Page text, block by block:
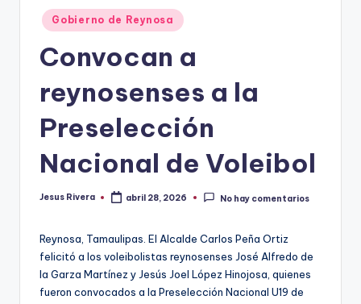
Publicado
en
Gobierno de Reynosa
Convocan a
reynosenses a la
Preselección
Nacional de Voleibol
Publicado
Jesus Rivera abril 28, 2026 No hay comentarios
Reynosa, Tamaulipas. El Alcalde Carlos Peña Ortiz
felicitó a los voleibolistas reynosenses José Alfredo de
la Garza Martínez y Jesús Joel López Hinojosa, quienes
fueron convocados a la Preselección Nacional U19 de